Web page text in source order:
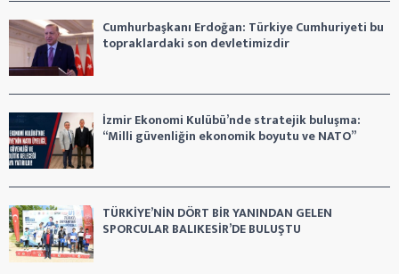
Cumhurbaşkanı Erdoğan: Türkiye Cumhuriyeti bu
topraklardaki son devletimizdir
İzmir Ekonomi Kulübü’nde stratejik buluşma:
“Milli güvenliğin ekonomik boyutu ve NATO”
TÜRKİYE’NİN DÖRT BİR YANINDAN GELEN
SPORCULAR BALIKESİR’DE BULUŞTU